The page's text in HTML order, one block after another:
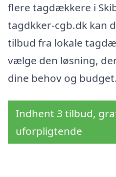
flere tagdækkere i
tagdkker-cgb.dk kan
tilbud fra lokale
vælge den løsning,
dine behov og budget.
Indhent 3 tilbud,
uforpligtende